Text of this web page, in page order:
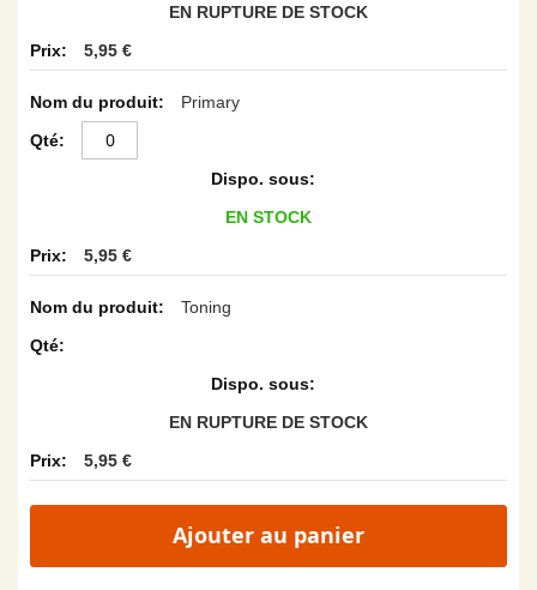
EN RUPTURE DE STOCK
5,95 €
Primary
EN STOCK
5,95 €
Toning
EN RUPTURE DE STOCK
5,95 €
Ajouter au panier